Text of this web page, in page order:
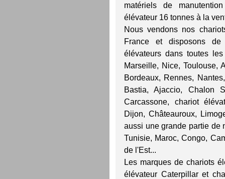
matériels de
élévateur 16 tonnes à la
Nous vendons nos
France et disposons
élévateurs dans toutes
Marseille, Nice, Toulouse,
Bordeaux, Rennes,
Bastia, Ajaccio, Chalon
Carcassone, chariot
Dijon, Châteauroux,
aussi une grande partie de
Tunisie, Maroc, Congo,
de l'Est...
Les marques de chariots
élévateur Caterpillar et